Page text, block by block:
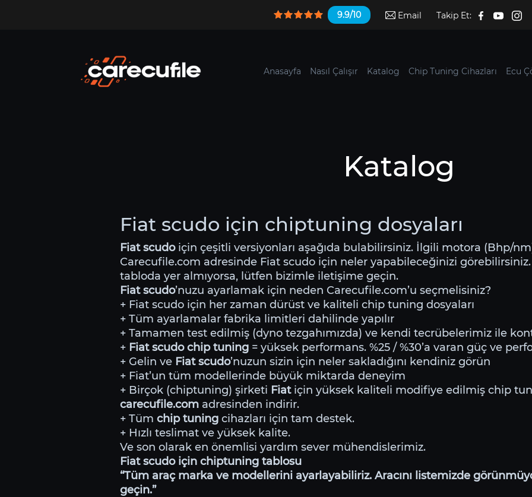
9.9/10 Email Takip Et:
Anasayfa Nasıl Çalışır Katalog Chip Tuning Cihazları Ecu
Katalog
Fiat scudo için chiptuning dosyaları
Fiat scudoiçin çeşitli versiyonları aşağıda bulabilirsiniz. İlgili motora (Bhp/nm)
Carecufile.com adresinde Fiat scudo için neler yapabileceğinizi
tabloda yer almıyorsa, lütfen bizimle iletişime geçin.
Fiat scudo’nuzu ayarlamak için neden Carecufile.com’u seçmelisiniz?
+ Fiat scudo için her zaman dürüst ve kaliteli chip tuning dosyaları
+ Tüm ayarlamalar fabrika limitleri dahilinde yapılır
+ Tamamen test edilmiş (dyno tezgahımızda) ve kendi tecrübelerimiz ile
+ Fiat scudo chip tuning = yüksek performans. %25 / %30’a varan güç ve
+ Gelin ve Fiat scudo’nuzun sizin için neler sakladığını kendiniz görün
+ Fiat’un tüm modellerinde büyük miktarda deneyim
+ Birçok (chiptuning) şirketi Fiatiçin yüksek kaliteli modifiye edilmiş chip
carecufile.com adresinden indirir.
+ Tüm chip tuning cihazları için tam destek.
+ Hızlı teslimat ve yüksek kalite.
Ve son olarak en önemlisi yardım sever mühendislerimiz.
Fiat scudo için chiptuning tablosu
“Tüm araç marka ve modellerini ayarlayabiliriz. Aracını listemizde
geçin.”